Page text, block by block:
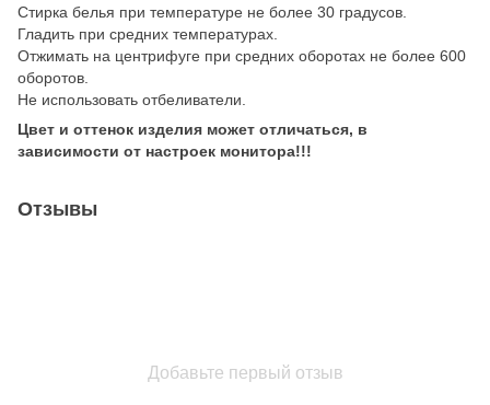
Стирка белья при температуре не более 30 градусов.
Гладить при средних температурах.
Отжимать на центрифуге при средних оборотах не более 600
оборотов.
Не использовать отбеливатели.
Цвет и оттенок изделия может отличаться, в
зависимости от настроек монитора!!!
Отзывы
Добавьте первый отзыв